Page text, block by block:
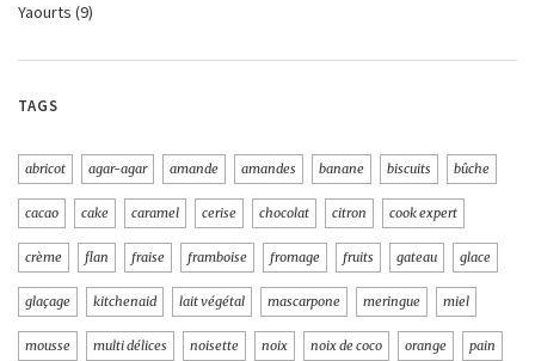
Yaourts (9)
TAGS
abricot agar-agar amande amandes banane biscuits bûche
cacao cake caramel cerise chocolat citron cook expert
crème flan fraise framboise fromage fruits gateau glace
glaçage kitchenaid lait végétal mascarpone meringue miel
mousse multi délices noisette noix noix de coco orange pain